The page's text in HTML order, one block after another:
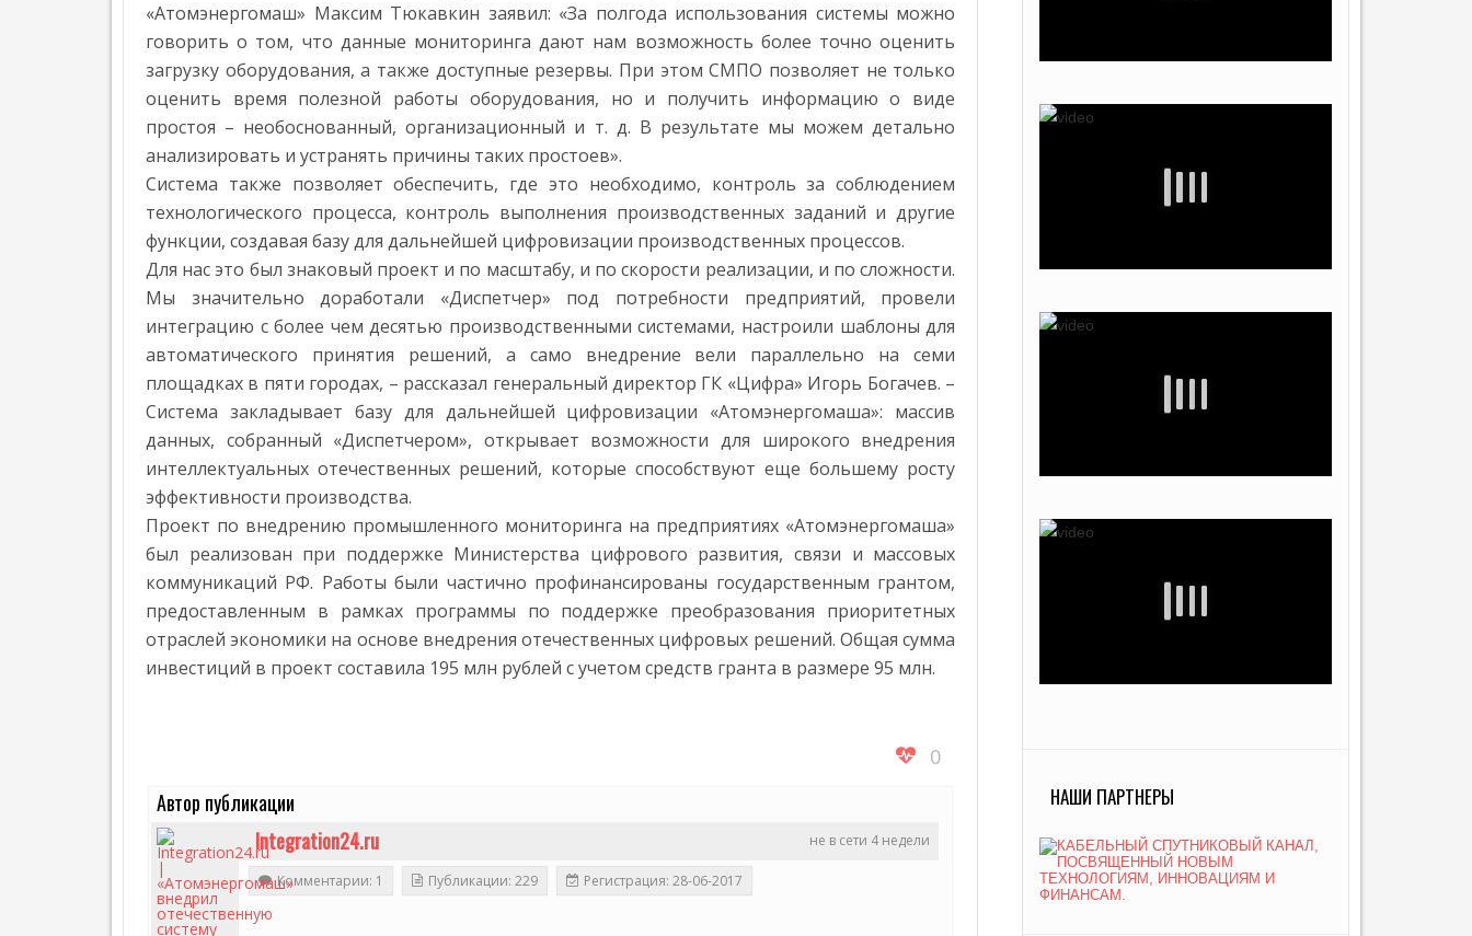
Н
Т
Е
Р
В
Ь
Н
Е
Ф
Т
Е
Г
А
П
Р
Е
С
-
Р
Л
И
З
Ы
T
,
Э
Т
К
А
«Атомэнергомаш» Максим Тюкавкин заявил: «За полгода использования системы можно
говорить о том, что данные мониторинга дают нам возможность более точно оценить
загрузку оборудования, а также доступные резервы. При этом СМПО позволяет не только
оценить время полезной работы оборудования, но и получить информацию о виде
простоя – необоснованный, организационный и т. д. В результате мы можем детально
анализировать и устранять причины таких простоев».
Система также позволяет обеспечить, где это необходимо, контроль за соблюдением
технологического процесса, контроль выполнения производственных заданий и другие
функции, создавая базу для дальнейшей цифровизации производственных процессов.
Для нас это был знаковый проект и по масштабу, и по скорости реализации, и по сложности.
Мы значительно доработали «Диспетчер» под потребности предприятий, провели
интеграцию с более чем десятью производственными системами, настроили шаблоны для
автоматического принятия решений, а само внедрение вели параллельно на семи
площадках в пяти городах, – рассказал генеральный директор ГК «Цифра» Игорь Богачев. –
Система закладывает базу для дальнейшей цифровизации «Атомэнергомаша»: массив
данных, собранный «Диспетчером», открывает возможности для широкого внедрения
интеллектуальных отечественных решений, которые способствуют еще большему росту
эффективности производства.
Проект по внедрению промышленного мониторинга на предприятиях «Атомэнергомаша»
был реализован при поддержке Министерства цифрового развития, связи и массовых
коммуникаций РФ. Работы были частично профинансированы государственным грантом,
предоставленным в рамках программы по поддержке преобразования приоритетных
отраслей экономики на основе внедрения отечественных цифровых решений. Общая сумма
инвестиций в проект составила 195 млн рублей с учетом средств гранта в размере 95 млн.
0
Автор публикации
не в сети 4 недели
Integration24.ru
Комментарии: 1 Публикации: 229 Регистрация: 28-06-2017
НАШИ ПАРТНЕРЫ